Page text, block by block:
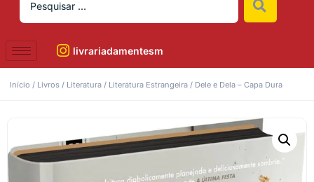
livrariadamentesm
Início / Livros / Literatura / Literatura Estrangeira / Dele e Dela – Capa Dura